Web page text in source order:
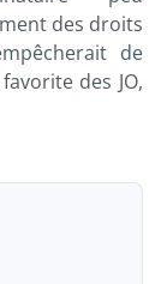
des droits
de
des JO,